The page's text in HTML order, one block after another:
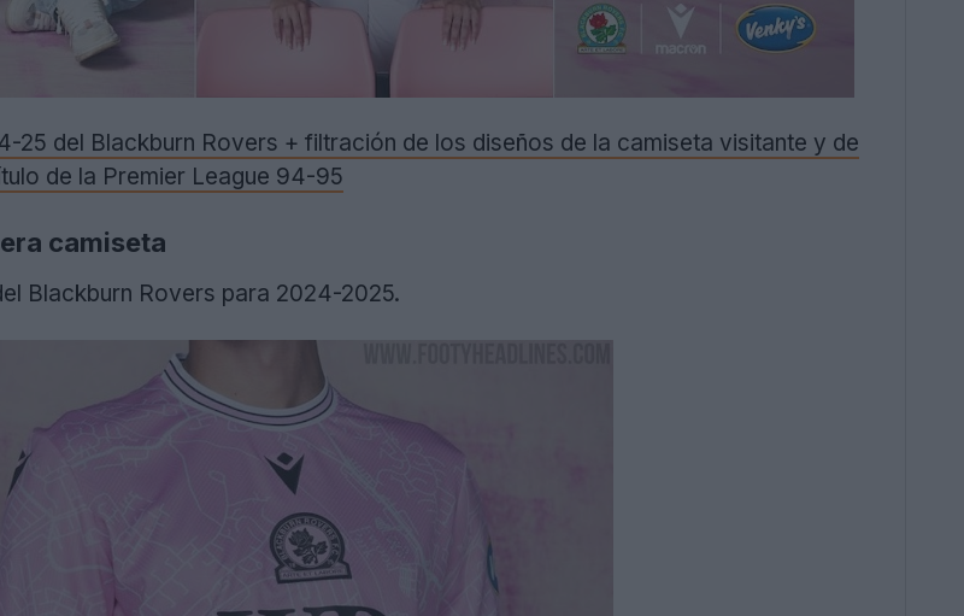
25 del Blackburn Rovers + filtración de los diseños de la camiseta visitante y de
de la Premier League 94-95
camiseta
Blackburn Rovers para 2024-2025.